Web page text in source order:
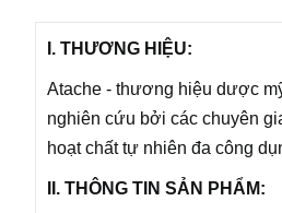
I. THƯƠNG HIỆU:
Atache - thương hiệu dược
nghiên cứu bởi các chuyên
hoạt chất tự nhiên đa công
II. THÔNG TIN SẢN PHẨM: